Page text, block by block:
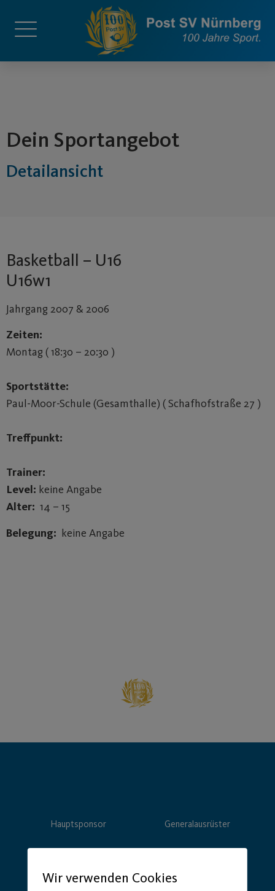
Dein Sportangebot
Detailansicht
Basketball – U16
U16w1
Jahrgang 2007 & 2006
Zeiten:
Montag ( 18:30 – 20:30 )
Sportstätte:
Paul-Moor-Schule (Gesamthalle) ( Schafhofstraße 27 )
Treffpunkt:
Trainer:
Level: keine Angabe
Alter: 14 – 15
Belegung: keine Angabe
Hauptsponsor Generalausrüster
Wir verwenden Cookies